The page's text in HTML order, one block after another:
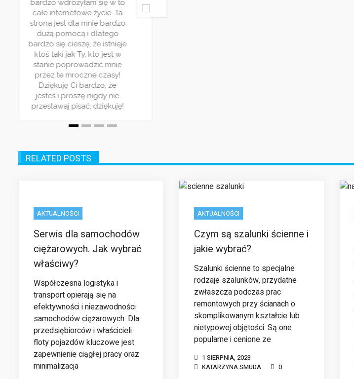
bardzo wdrożyłam się w to
całe internetowe życie. Ta
strona jest dla mnie bardzo
dużą pomocą i dlatego
bardzo się cieszę, że istnieje
ktoś taki jak Ty, kto jest w
stanie poprowadzić mnie
przez te mroczne czasy!
Dziękuję Ci bardzo, że
jesteś i proszę nigdy nie
przestawaj pisać, dziękuję!
RELATED POSTS
AKTUALNOŚCI
Serwis dla samochodów
ciężarowych. Jak wybrać
właściwy?
Współczesna logistyka i
transport opierają się na
efektywności i niezawodności
samochodów ciężarowych. Dla
przedsiębiorców i właścicieli
floty pojazdów kluczowe jest
zapewnienie ciągłej pracy oraz
minimalizacja
AKTUALNOŚCI
Czym są szalunki ścienne i
jakie wybrać?
Szalunki ścienne to specjalne
rodzaje szalunków, przydatne
zwłaszcza podczas prac
remontowych przy ścianach o
skomplikowanym kształcie lub
nietypowej objętości. Są one
popularne i cenione ze
1 SIERPNIA, 2023
KATARZYNA SMUDA
0